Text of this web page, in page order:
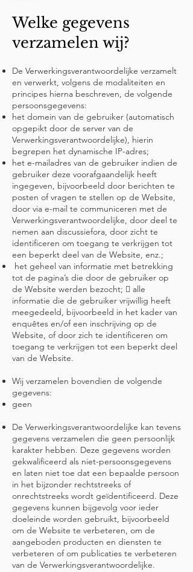
Welke gegevens
verzamelen wij?
De Verwerkingsverantwoordelijke verzamelt
en verwerkt, volgens de modaliteiten en
principes hierna beschreven, de volgende
persoonsgegevens:
het domein van de gebruiker (automatisch
opgepikt door de server van de
Verwerkingsverantwoordelijke), hierin
begrepen het dynamische IP-adres;
het e-mailadres van de gebruiker indien de
gebruiker deze voorafgaandelijk heeft
ingegeven, bijvoorbeeld door berichten te
posten of vragen te stellen op de Website,
door via e-mail te communiceren met de
Verwerkingsverantwoordelijke, door deel te
nemen aan discussiefora, door zicht te
identificeren om toegang te verkrijgen tot
een beperkt deel van de Website, enz.;
het geheel van informatie met betrekking
tot de pagina’s die door de gebruiker op
de Website werden bezocht;  alle
informatie die de gebruiker vrijwillig heeft
meegedeeld, bijvoorbeeld in het kader van
enquêtes en/of een inschrijving op de
Website, of door zich te identificeren om
toegang te verkrijgen tot een beperkt deel
van de Website.
Wij verzamelen bovendien de volgende
gegevens:
geen
De Verwerkingsverantwoordelijke kan tevens
gegevens verzamelen die geen persoonlijk
karakter hebben. Deze gegevens worden
gekwalificeerd als niet-persoonsgegevens
en laten niet toe dat een bepaalde persoon
in het bijzonder rechtstreeks of
onrechtstreeks wordt geïdentificeerd. Deze
gegevens kunnen bijgevolg voor ieder
doeleinde worden gebruikt, bijvoorbeeld
om de Website te verbeteren, om de
aangeboden producten en diensten te
verbeteren of om publicaties te verbeteren
van de Verwerkingsverantwoordelijke.